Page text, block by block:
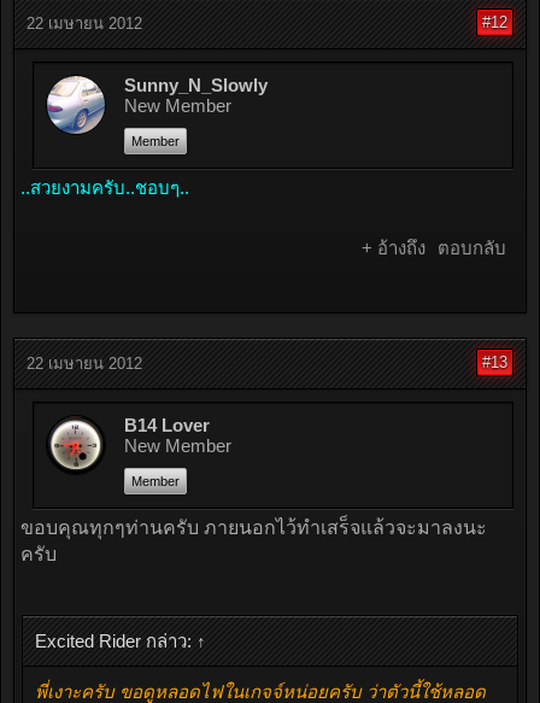
22 เมษายน 2012 #12
Sunny_N_Slowly
New Member
Member
..สวยงามครับ..ชอบๆ..
+ อ้างถึง ตอบกลับ
22 เมษายน 2012 #13
B14 Lover
New Member
Member
ขอบคุณทุกๆท่านครับ ภายนอกไว้ทำเสร็จแล้วจะมาลงนะ
ครับ
Excited Rider กล่าว: ↑
พี่เงาะครับ ขอดูหลอดไฟในเกจจ์หน่อยครับ ว่าตัวนี้ใช้หลอด